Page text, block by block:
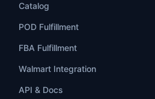
Catalog
POD Fulfillment
FBA Fulfillment
Walmart Integration
API & Docs